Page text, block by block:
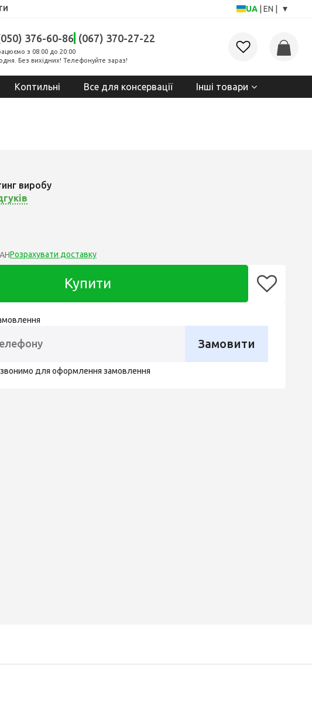
UA EN ▾
376-60-86 (067) 370-27-22
з 08:00 до 20:00
Без вихідних! Телефонуйте зараз!
Коптильні Все для консервації Інші товари
виробу
Розрахувати доставку
Купити
Замовити
для оформлення замовлення